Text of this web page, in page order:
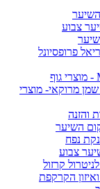
- MOROCCANOIL HAIR שמן מרוקאי- מוצרי